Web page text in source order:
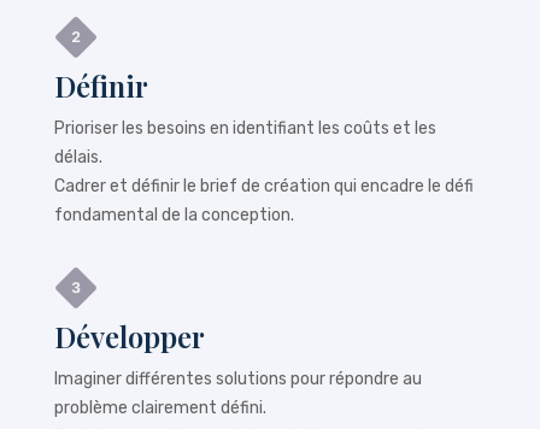
Définir
Prioriser les besoins en identifiant les coûts et les
délais.
Cadrer et définir le brief de création qui encadre le défi
fondamental de la conception.
Développer
Imaginer différentes solutions pour répondre au
problème clairement défini.